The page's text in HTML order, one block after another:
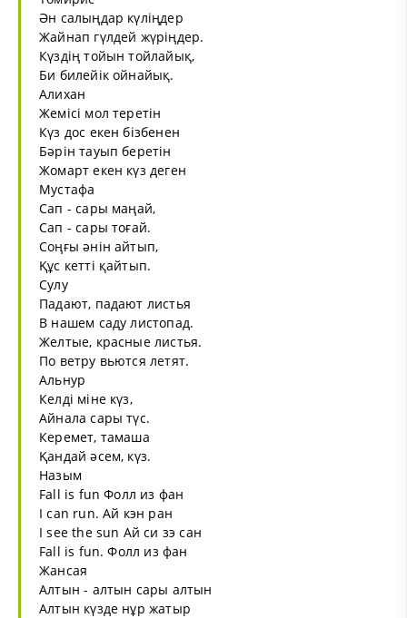
Ән салыңдар күліңдер
Жайнап гүлдей жүріңдер.
Күздің тойын тойлайық,
Би билейік ойнайық.
Алихан
Жемісі мол теретін
Күз дос екен бізбенен
Бәрін тауып беретін
Жомарт екен күз деген
Мустафа
Сап - сары маңай,
Сап - сары тоғай.
Соңғы әнін айтып,
Құс кетті қайтып.
Сулу
Падают, падают листья
В нашем саду листопад.
Желтые, красные листья.
По ветру вьются летят.
Альнур
Келді міне күз,
Айнала сары түс.
Керемет, тамаша
Қандай әсем, күз.
Назым
Fall is fun Фолл из фан
I can run. Ай кэн ран
I see the sun Ай си зэ сан
Fall is fun. Фолл из фан
Жансая
Алтын - алтын сары алтын
Алтын күзде нұр жатыр